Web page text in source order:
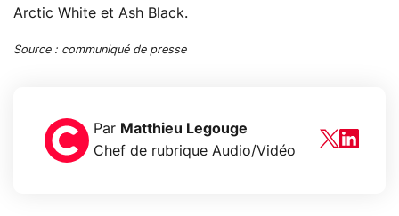
Arctic White et Ash Black.
Source : communiqué de presse
Par Matthieu Legouge
Chef de rubrique Audio/Vidéo